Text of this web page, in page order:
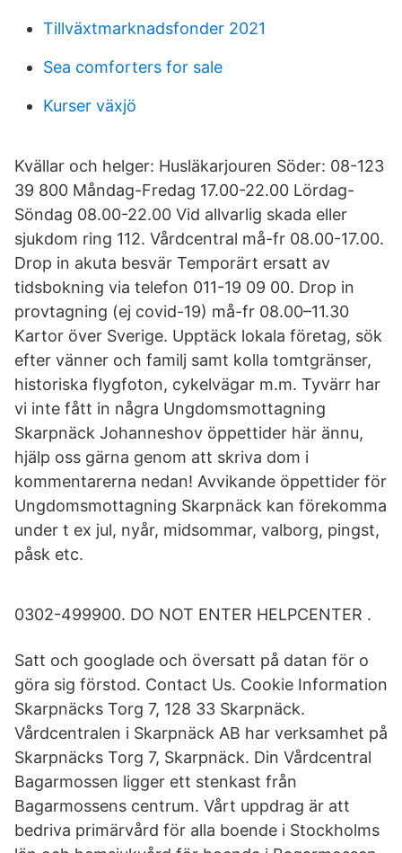
Tillväxtmarknadsfonder 2021
Sea comforters for sale
Kurser växjö
Kvällar och helger: Husläkarjouren Söder: 08-123
39 800 Måndag-Fredag 17.00-22.00 Lördag-
Söndag 08.00-22.00 Vid allvarlig skada eller
sjukdom ring 112. Vårdcentral må-fr 08.00-17.00.
Drop in akuta besvär Temporärt ersatt av
tidsbokning via telefon 011-19 09 00. Drop in
provtagning (ej covid-19) må-fr 08.00–11.30
Kartor över Sverige. Upptäck lokala företag, sök
efter vänner och familj samt kolla tomtgränser,
historiska flygfoton, cykelvägar m.m. Tyvärr har
vi inte fått in några Ungdomsmottagning
Skarpnäck Johanneshov öppettider här ännu,
hjälp oss gärna genom att skriva dom i
kommentarerna nedan! Avvikande öppettider för
Ungdomsmottagning Skarpnäck kan förekomma
under t ex jul, nyår, midsommar, valborg, pingst,
påsk etc.
0302-499900. DO NOT ENTER HELPCENTER .
Satt och googlade och översatt på datan för o
göra sig förstod. Contact Us. Cookie Information
Skarpnäcks Torg 7, 128 33 Skarpnäck.
Vårdcentralen i Skarpnäck AB har verksamhet på
Skarpnäcks Torg 7, Skarpnäck. Din Vårdcentral
Bagarmossen ligger ett stenkast från
Bagarmossens centrum. Vårt uppdrag är att
bedriva primärvård för alla boende i Stockholms